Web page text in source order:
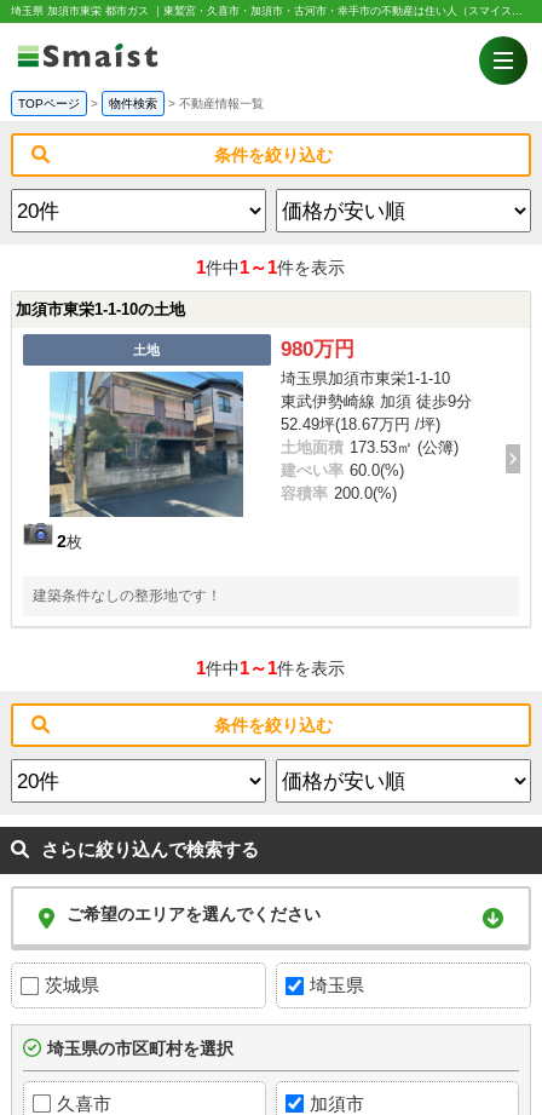
埼玉県 加須市東栄 都市ガス ｜東鷲宮・久喜市・加須市・古河市・幸手市の不動産は住い人（スマイスト）
TOPページ > 物件検索 > 不動産情報一覧
条件を絞り込む
1件中1～1件を表示
加須市東栄1-1-10の土地
土地
2枚
980万円
埼玉県加須市東栄1-1-10
東武伊勢崎線 加須 徒歩9分
52.49坪(18.67万円 /坪)
土地面積 173.53㎡ (公簿)
建ぺい率 60.0(%)
容積率 200.0(%)
建築条件なしの整形地です！
1件中1～1件を表示
条件を絞り込む
さらに絞り込んで検索する
ご希望のエリアを選んでください
茨城県 埼玉県
埼玉県の市区町村を選択
久喜市 加須市